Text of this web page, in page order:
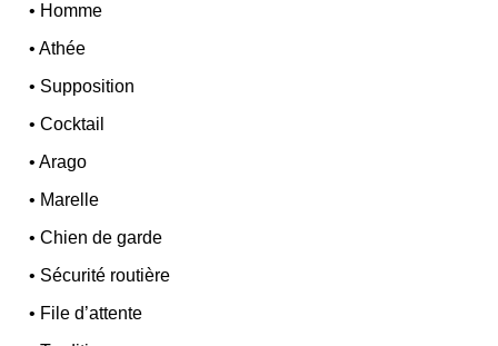
• Homme
•Athée
• Supposition
•Cocktail
•Arago
• Marelle
•Chien de garde
• Sécurité routière
• File d’attente